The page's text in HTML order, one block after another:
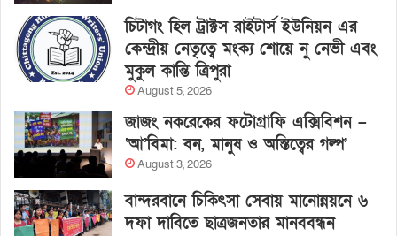
চিটাগং হিল ট্রাক্টস রাইটার্স ইউনিয়ন এর
কেন্দ্রীয় নেতৃত্বে মংক্য শোয়ে নু নেভী এবং
মুকুল কান্তি ত্রিপুরা
August 5, 2026
জাজং নকরেকের ফটোগ্রাফি এক্সিবিশন –
‘আ’বিমা: বন, মানুষ ও অস্তিত্বের গল্প’
August 3, 2026
বান্দরবানে চিকিৎসা সেবায় মানোন্নয়নে ৬
দফা দাবিতে ছাত্রজনতার মানববন্ধন